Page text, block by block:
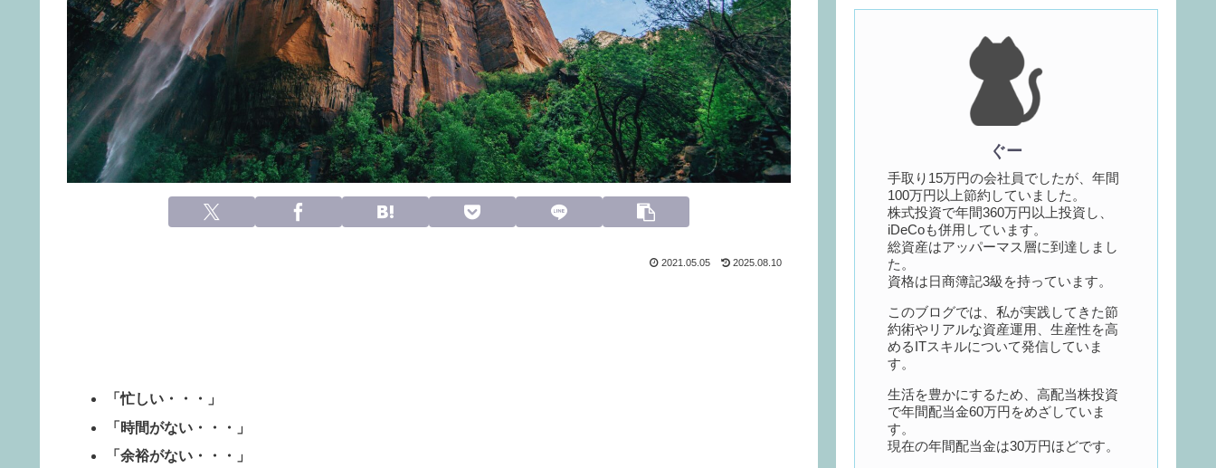
2021.05.05 2025.08.10
「忙しい・・・」
「時間がない・・・」
「余裕がない・・・」
ぐー
手取り15万円の会社員でしたが、年間
100万円以上節約していました。
株式投資で年間360万円以上投資し、
iDeCoも併用しています。
総資産はアッパーマス層に到達しまし
た。
資格は日商簿記3級を持っています。
このブログでは、私が実践してきた節
約術やリアルな資産運用、生産性を高
めるITスキルについて発信していま
す。
生活を豊かにするため、高配当株投資
で年間配当金60万円をめざしていま
す。
現在の年間配当金は30万円ほどです。